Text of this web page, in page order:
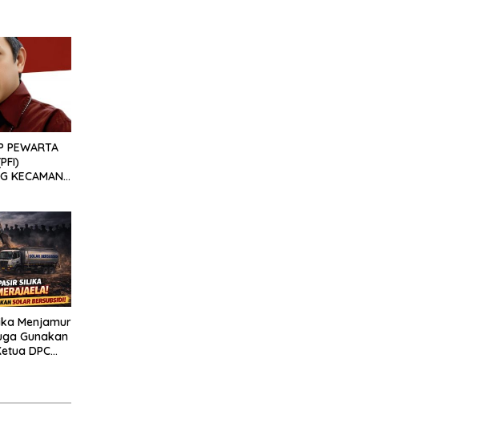
PEWARTA
KECAMAN
Menjamur
Gunakan
DPC